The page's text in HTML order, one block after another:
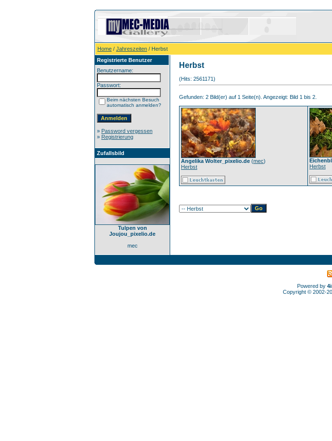
Home / Jahreszeiten / Herbst
Registrierte Benutzer
Benutzername:
Passwort:
Beim nächsten Besuch
automatisch anmelden?
» Password vergessen
» Registrierung
Zufallsbild
Tulpen von
Joujou_pixelio.de
mec
Herbst
(Hits: 2561171)
Gefunden: 2 Bild(er) auf 1 Seite(n). Angezeigt: Bild 1 bis 2.
Angelika Wolter_pixelio.de (mec)
Herbst
Herbst
Powered by
Copyright © 2002-